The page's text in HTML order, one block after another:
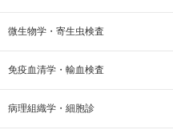
微生物学・寄生虫検査
免疫血清学・輸血検査
病理組織学・細胞診